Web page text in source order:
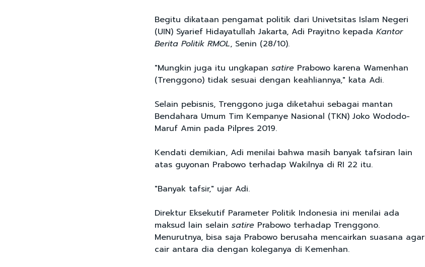
Begitu dikataan pengamat politik dari Univetsitas Islam Negeri
(UIN) Syarief Hidayatullah Jakarta, Adi Prayitno kepada Kantor
Berita Politik RMOL, Senin (28/10).
"Mungkin juga itu ungkapan satire Prabowo karena Wamenhan
(Trenggono) tidak sesuai dengan keahliannya," kata Adi.
Selain pebisnis, Trenggono juga diketahui sebagai mantan
Bendahara Umum Tim Kempanye Nasional (TKN) Joko Wododo-
Maruf Amin pada Pilpres 2019.
Kendati demikian, Adi menilai bahwa masih banyak tafsiran lain
atas guyonan Prabowo terhadap Wakilnya di RI 22 itu.
"Banyak tafsir," ujar Adi.
Direktur Eksekutif Parameter Politik Indonesia ini menilai ada
maksud lain selain satire Prabowo terhadap Trenggono.
Menurutnya, bisa saja Prabowo berusaha mencairkan suasana agar
cair antara dia dengan koleganya di Kemenhan.